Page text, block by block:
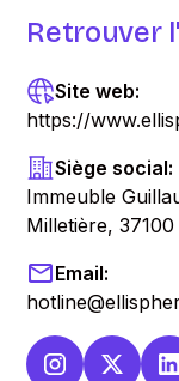
Retrouver
Site web:
https://
Siège social:
Immeuble
Milletière,
Email: